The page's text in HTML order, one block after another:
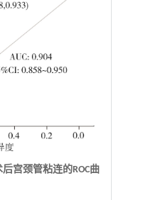
宫颈管粘连的ROC曲